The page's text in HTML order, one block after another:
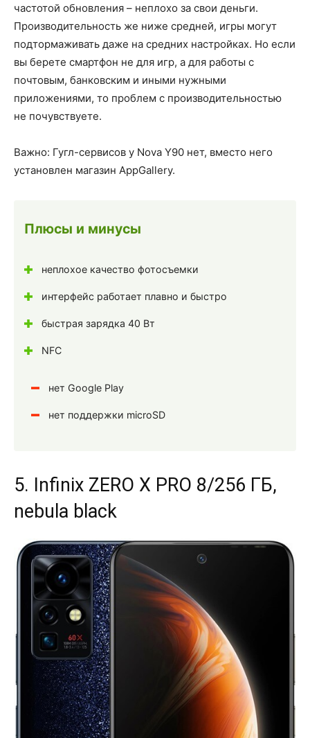
частотой обновления – неплохо за свои деньги.
Производительность же ниже средней, игры могут
подтормаживать даже на средних настройках. Но если
вы берете смартфон не для игр, а для работы с
почтовым, банковским и иными нужными
приложениями, то проблем с производительностью
не почувствуете.
Важно: Гугл-сервисов у Nova Y90 нет, вместо него
установлен магазин AppGallery.
Плюсы и минусы
неплохое качество фотосъемки
интерфейс работает плавно и быстро
быстрая зарядка 40 Вт
NFC
нет Google Play
нет поддержки microSD
5. Infinix ZERO X PRO 8/256 ГБ,
nebula black